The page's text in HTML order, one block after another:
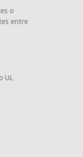
o
entre
UL